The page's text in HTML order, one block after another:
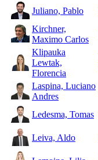
Juliano, Pablo
Kirchner,
Maximo Carlos
Klipauka
Lewtak,
Florencia
Laspina, Luciano
Andres
Ledesma, Tomas
Leiva, Aldo